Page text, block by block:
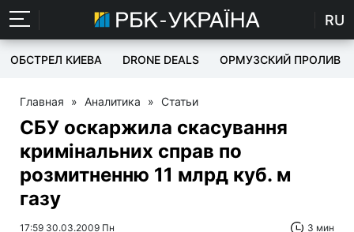
RU
ОБСТРЕЛ КИЕВА DRONE DEALS ОРМУЗСКИЙ ПРОЛИВ
Главная » Аналитика » Статьи
СБУ оскаржила скасування
кримінальних справ по
розмитненню 11 млрд куб. м
газу
17:59 30.03.2009 Пн 3 мин